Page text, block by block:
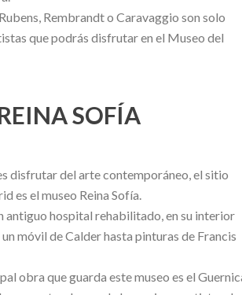
Rembrandt o Caravaggio son solo
que podrás disfrutar en el Museo del
SOFÍA
disfrutar del arte contemporáneo, el sitio
es el museo Reina Sofía.
antiguo hospital rehabilitado, en su interior
móvil de Calder hasta pinturas de Francis
obra que guarda este museo es el